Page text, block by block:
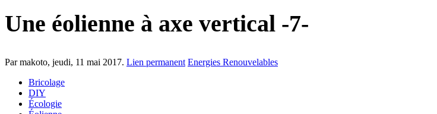
Une éolienne à axe vertical -7-
Par makoto, jeudi, 11 mai 2017. Lien permanent Energies Renouvelables
Bricolage
DIY
Écologie